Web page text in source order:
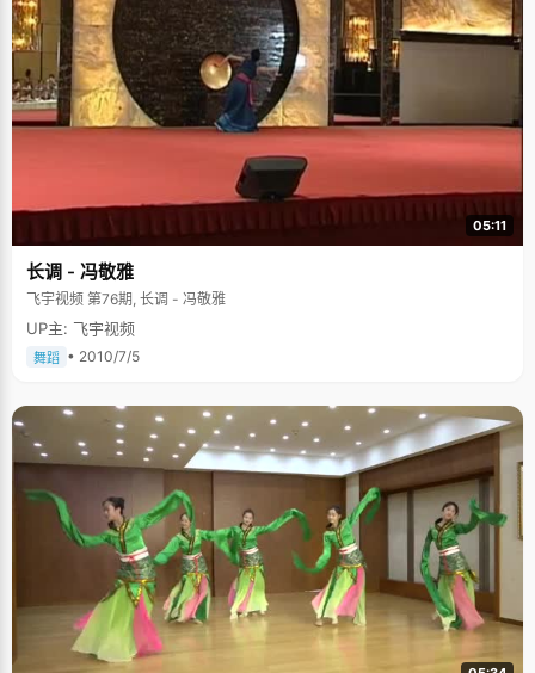
05:11
长调 - 冯敬雅
飞宇视频 第76期, 长调 - 冯敬雅
UP主: 飞宇视频
舞蹈 • 2010/7/5